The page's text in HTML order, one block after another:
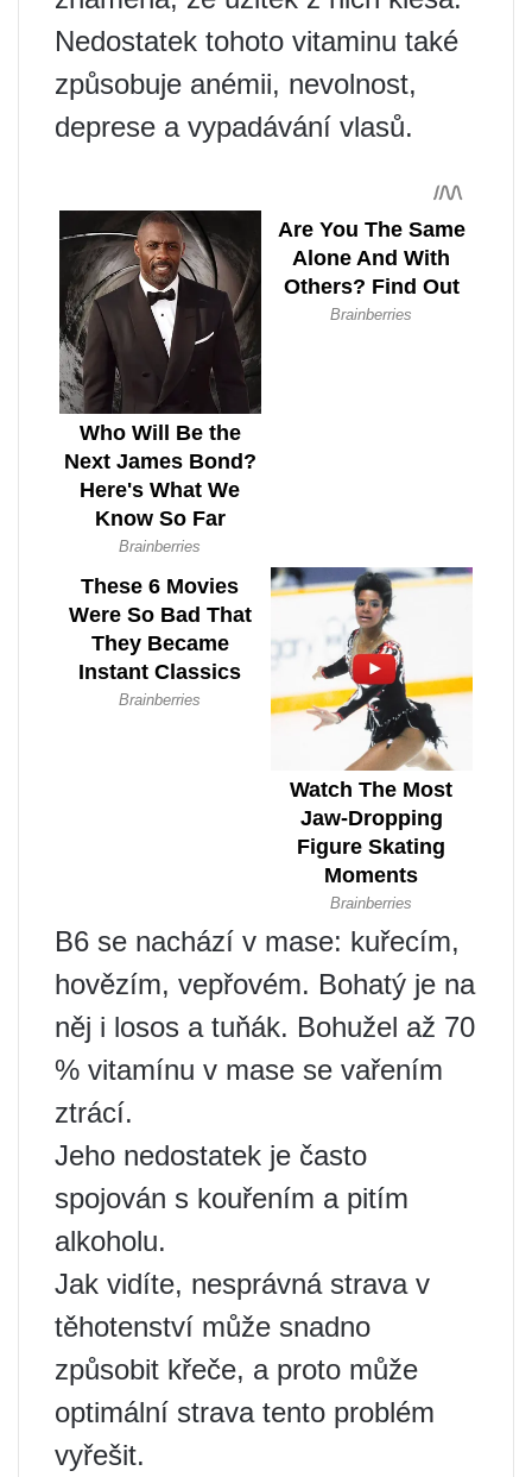
Nedostatek tohoto vitaminu také
způsobuje anémii, nevolnost,
deprese a vypadávání vlasů.
B6 se nachází v mase: kuřecím,
hovězím, vepřovém. Bohatý je na
něj i losos a tuňák. Bohužel až 70
% vitamínu v mase se vařením
ztrácí.
Jeho nedostatek je často
spojován s kouřením a pitím
alkoholu.
Jak vidíte, nesprávná strava v
těhotenství může snadno
způsobit křeče, a proto může
optimální strava tento problém
vyřešit.